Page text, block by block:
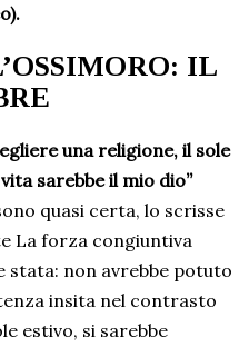
IL
una religione, il sole
sarebbe il mio dio”
quasi certa, lo scrisse
La forza congiuntiva
stata: non avrebbe potuto
insita nel contrasto
estivo, si sarebbe